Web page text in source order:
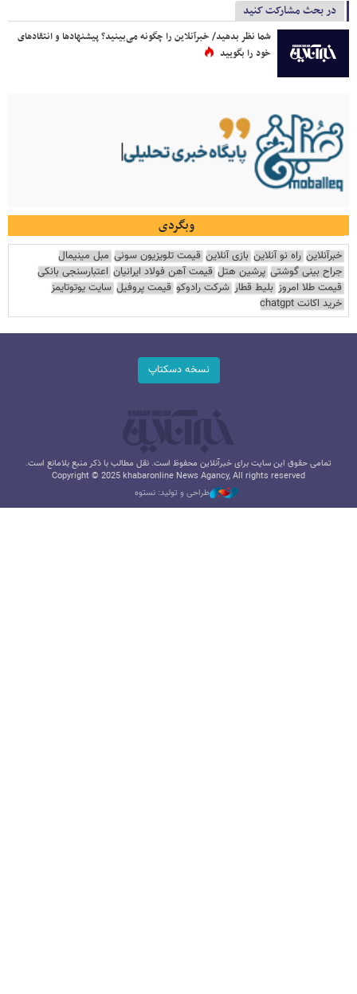
در بحث مشارکت کنید
شما نظر بدهید/ خبرآنلاین را چگونه می‌بینید؟ پیشنهادها و انتقادهای
خود را بگویید
وبگردی
خبرآنلاین راه نو آنلاین بازی آنلاین قیمت تلویزیون سونی مبل مینیمال
جراح بینی گوشتی پرشین هتل قیمت آهن فولاد ایرانیان اعتبارسنجی بانکی
قیمت طلا امروز بلیط قطار شرکت رادوکو قیمت پروفیل سایت یوتوتایمز
خرید اکانت chatgpt
نسخه دسکتاپ
تمامی حقوق این سایت برای خبرآنلاین محفوظ است. نقل مطالب با ذکر منبع بلامانع است.
Copyright © 2025 khabaronline News Agancy, All rights reserved
طراحی و تولید: نستوه